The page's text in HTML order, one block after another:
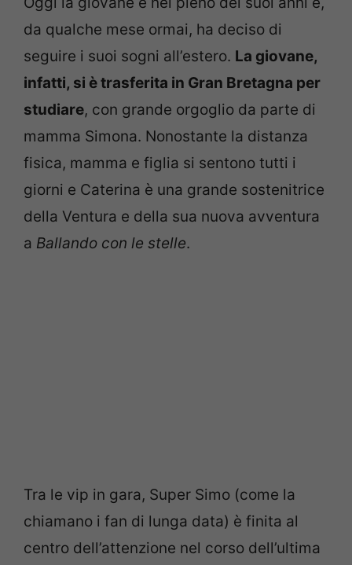
da qualche mese ormai, ha deciso di
seguire i suoi sogni all’estero. La giovane,
infatti, si è trasferita in Gran Bretagna per
studiare, con grande orgoglio da parte di
mamma Simona. Nonostante la distanza
fisica, mamma e figlia si sentono tutti i
giorni e Caterina è una grande sostenitrice
della Ventura e della sua nuova avventura
a Ballando con le stelle.
Tra le vip in gara, Super Simo (come la
chiamano i fan di lunga data) è finita al
centro dell’attenzione nel corso dell’ultima